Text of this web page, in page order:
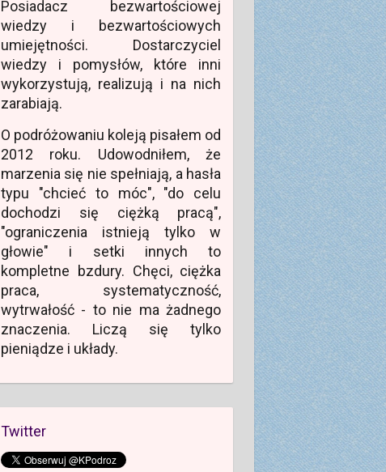
Posiadacz bezwartościowej
wiedzy i bezwartościowych
umiejętności. Dostarczyciel
wiedzy i pomysłów, które inni
wykorzystują, realizują i na nich
zarabiają.
O podróżowaniu koleją pisałem od
2012 roku. Udowodniłem, że
marzenia się nie spełniają, a hasła
typu "chcieć to móc", "do celu
dochodzi się ciężką pracą",
"ograniczenia istnieją tylko w
głowie" i setki innych to
kompletne bzdury. Chęci, ciężka
praca, systematyczność,
wytrwałość - to nie ma żadnego
znaczenia. Liczą się tylko
pieniądze i układy.
Twitter